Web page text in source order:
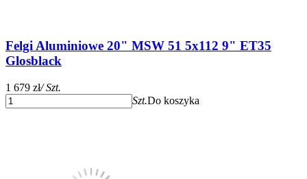
Felgi Aluminiowe 20" MSW 51 5x112 9" ET35
Glosblack
1 679 zł/ Szt.
Szt.Do koszyka